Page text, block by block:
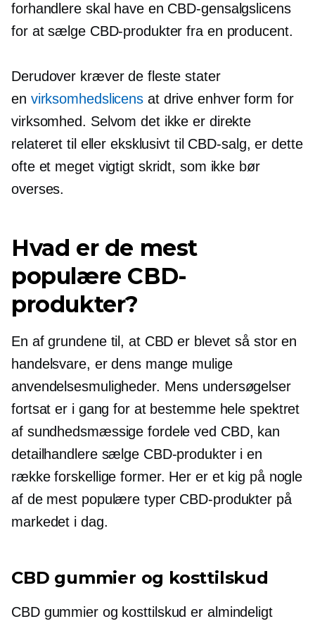
forhandlere skal have en CBD-gensalgslicens
for at sælge CBD-produkter fra en producent.
Derudover kræver de fleste stater
en virksomhedslicens at drive enhver form for
virksomhed. Selvom det ikke er direkte
relateret til eller eksklusivt til CBD-salg, er dette
ofte et meget vigtigt skridt, som ikke bør
overses.
Hvad er de mest
populære CBD-
produkter?
En af grundene til, at CBD er blevet så stor en
handelsvare, er dens mange mulige
anvendelsesmuligheder. Mens undersøgelser
fortsat er i gang for at bestemme hele spektret
af sundhedsmæssige fordele ved CBD, kan
detailhandlere sælge CBD-produkter i en
række forskellige former. Her er et kig på nogle
af de mest populære typer CBD-produkter på
markedet i dag.
CBD gummier og kosttilskud
CBD gummier og kosttilskud er almindeligt